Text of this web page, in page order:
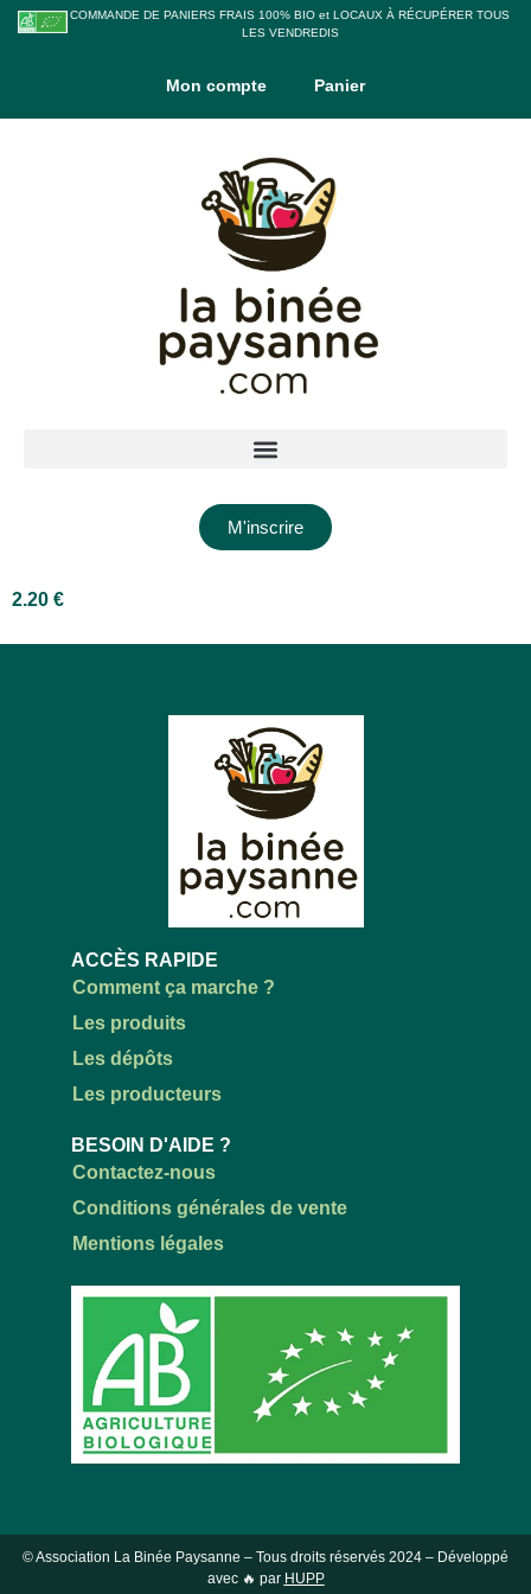
COMMANDE DE PANIERS FRAIS 100% BIO et LOCAUX À RÉCUPÉRER TOUS
LES VENDREDIS
Mon compte Panier
M'inscrire
2.20 €
ACCÈS RAPIDE
Comment ça marche ?
Les produits
Les dépôts
Les producteurs
BESOIN D'AIDE ?
Contactez-nous
Conditions générales de vente
Mentions légales
© Association La Binée Paysanne – Tous droits réservés 2024 – Développé
avec 🔥 par HUPP